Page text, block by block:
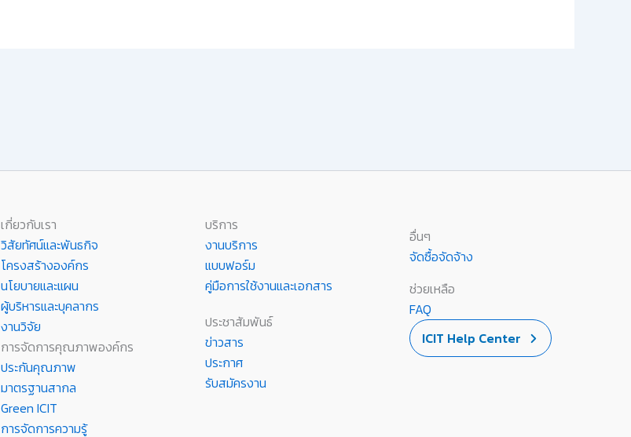
เกี่ยวกับเรา
วิสัยทัศน์และพันธกิจ
โครงสร้างองค์กร
นโยบายและแผน
ผู้บริหารและบุคลากร
งานวิจัย
การจัดการคุณภาพองค์กร
ประกันคุณภาพ
มาตรฐานสากล
Green ICIT
การจัดการความรู้
บริการ
งานบริการ
แบบฟอร์ม
คู่มือการใช้งานและเอกสาร
ประชาสัมพันธ์
ข่าวสาร
ประกาศ
รับสมัครงาน
อื่นๆ
จัดซื้อจัดจ้าง
ช่วยเหลือ
FAQ
ICIT Help Center